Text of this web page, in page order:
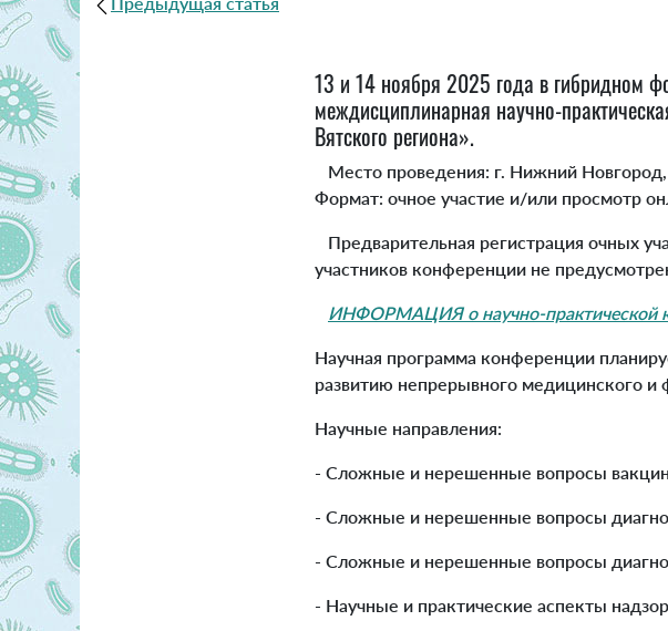
13 и 14 ноября 2025 года в гибридном
междисциплинарная научно-
Вятского региона».
Место проведения: г. Нижний
Формат: очное участие и/или просмотр
Предварительная регистрация очных
участников конференции не
ИНФОРМАЦИЯ о научно-практической
Научная программа конференции
развитию непрерывного медицинского и
Научные направления:
- Сложные и нерешенные вопросы
- Сложные и нерешенные вопросы
- Сложные и нерешенные вопросы
- Научные и практические аспекты